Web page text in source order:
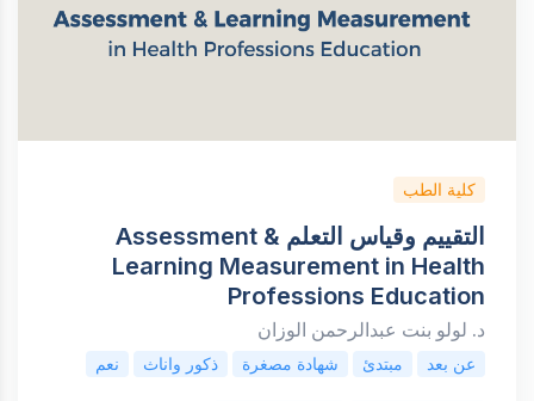
كلية الطب
التقييم وقياس التعلم Assessment &
Learning Measurement in Health
Professions Education
د. لولو بنت عبدالرحمن الوزان
عن بعد مبتدئ شهادة مصغرة ذكور واناث نعم